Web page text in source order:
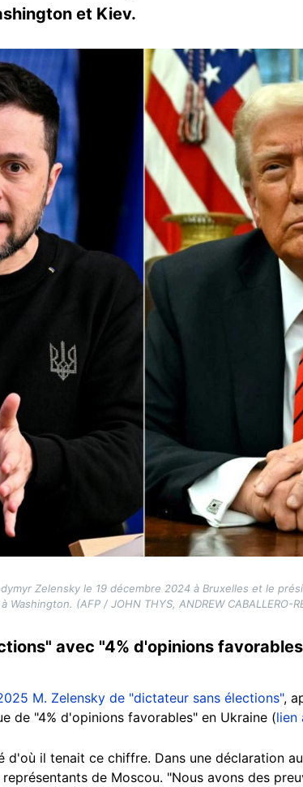
et Kiev.
Zelensky le 19 décembre 2024 à Bruxelles et le
Washington. (AFP / JOHN THYS, ANDREW CABALLERO-
avec "4% d'opinions
M. Zelensky de "dictateur sans élections",
de "4% d'opinions favorables" en Ukraine (lien
d'où il tenait ce chiffre. Dans une déclaration
de Moscou. "Nous avons des